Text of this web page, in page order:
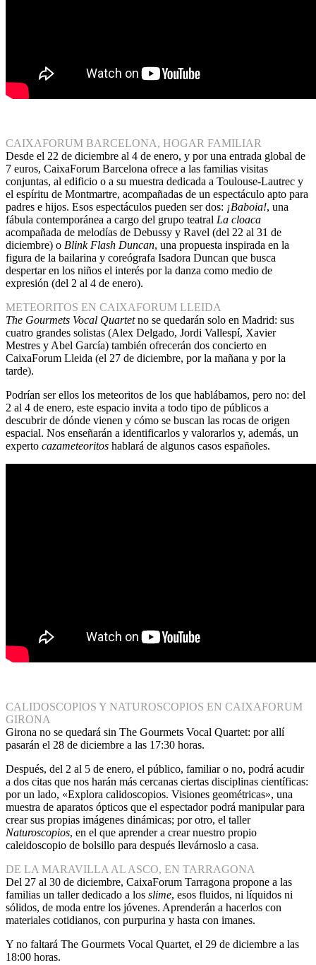
CAIXAFORUM BARCELONA, HOGAR FAMILIAR
Desde el 22 de diciembre al 4 de enero, y por una entrada global de
7 euros, CaixaForum Barcelona ofrece a las familias visitas
conjuntas, al edificio o a su muestra dedicada a Toulouse-Lautrec y
el espíritu de Montmartre, acompañadas de un espectáculo apto para
padres e hijos. Esos espectáculos pueden ser dos: ¡Baboia!, una
fábula contemporánea a cargo del grupo teatral La cloaca
acompañada de melodías de Debussy y Ravel (del 22 al 31 de
diciembre) o Blink Flash Duncan, una propuesta inspirada en la
figura de la bailarina y coreógrafa Isadora Duncan que busca
despertar en los niños el interés por la danza como medio de
expresión (del 2 al 4 de enero).
METEORITOS EN CAIXAFORUM LLEIDA
The Gourmets Vocal Quartetno se quedarán solo en Madrid: sus
cuatro grandes solistas (Alex Delgado, Jordi Vallespí, Xavier
Mestres y Abel García) también ofrecerán dos concierto en
CaixaForum Lleida (el 27 de diciembre, por la mañana y por la
tarde).
Podrían ser ellos los meteoritos de los que hablábamos, pero no: del
2 al 4 de enero, este espacio invita a todo tipo de públicos a
descubrir de dónde vienen y cómo se buscan las rocas de origen
espacial. Nos enseñarán a identificarlos y valorarlos y, además, un
experto cazameteoritos hablará de algunos casos españoles.
CALIDOSCOPIOS Y NATUROSCOPIOS EN CAIXAFORUM
GIRONA
Girona no se quedará sin The Gourmets Vocal Quartet: por allí
pasarán el 28 de diciembre a las 17:30 horas.
Después, del 2 al 5 de enero, el público, familiar o no, podrá acudir
a dos citas que nos harán más cercanas ciertas disciplinas científicas:
por un lado, «Explora calidoscopios. Visiones geométricas», una
muestra de aparatos ópticos que el espectador podrá manipular para
crear sus propias imágenes dinámicas; por otro, el taller
Naturoscopios, en el que aprender a crear nuestro propio
caleidoscopio de bolsillo para después llevárnoslo a casa.
DE LA MARAVILLA AL ASCO, EN TARRAGONA
Del 27 al 30 de diciembre, CaixaForum Tarragona propone a las
familias un taller dedicado a los slime, esos fluidos, ni líquidos ni
sólidos, de moda entre los jóvenes. Aprenderán a hacerlos con
materiales cotidianos, con purpurina y hasta con imanes.
Y no faltará The Gourmets Vocal Quartet, el 29 de diciembre a las
18:00 horas.